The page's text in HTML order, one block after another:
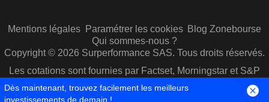
Mentions légales Paramétrer les cookies Blog Zonebourse
Qui sommes-nous ?
Copyright © 2026 Surperformance SAS. Tous droits réservés.
Les cotations sont fournies par Factset, Morningstar et S&P
Capital IQ
Dès maintenant, trouvez facilement les meilleurs
investissements de demain !